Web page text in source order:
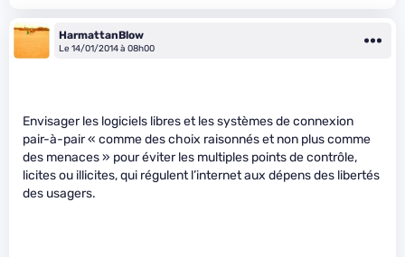
HarmattanBlow
Le 14/01/2014 à 08h00
Envisager les logiciels libres et les systèmes de connexion
pair-à-pair « comme des choix raisonnés et non plus comme
des menaces » pour éviter les multiples points de contrôle,
licites ou illicites, qui régulent l’internet aux dépens des libertés
des usagers.